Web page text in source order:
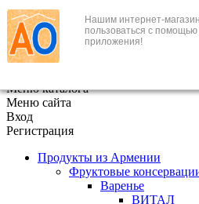
Нашим интернет-
пользоваться с помощью
приложения!
+7 (495) 646-888-1
В корзине
Меню каталога
Меню сайта
Вход
Регистрация
Продукты из Армении
Фруктовые
Варенье
ВИТАЛ